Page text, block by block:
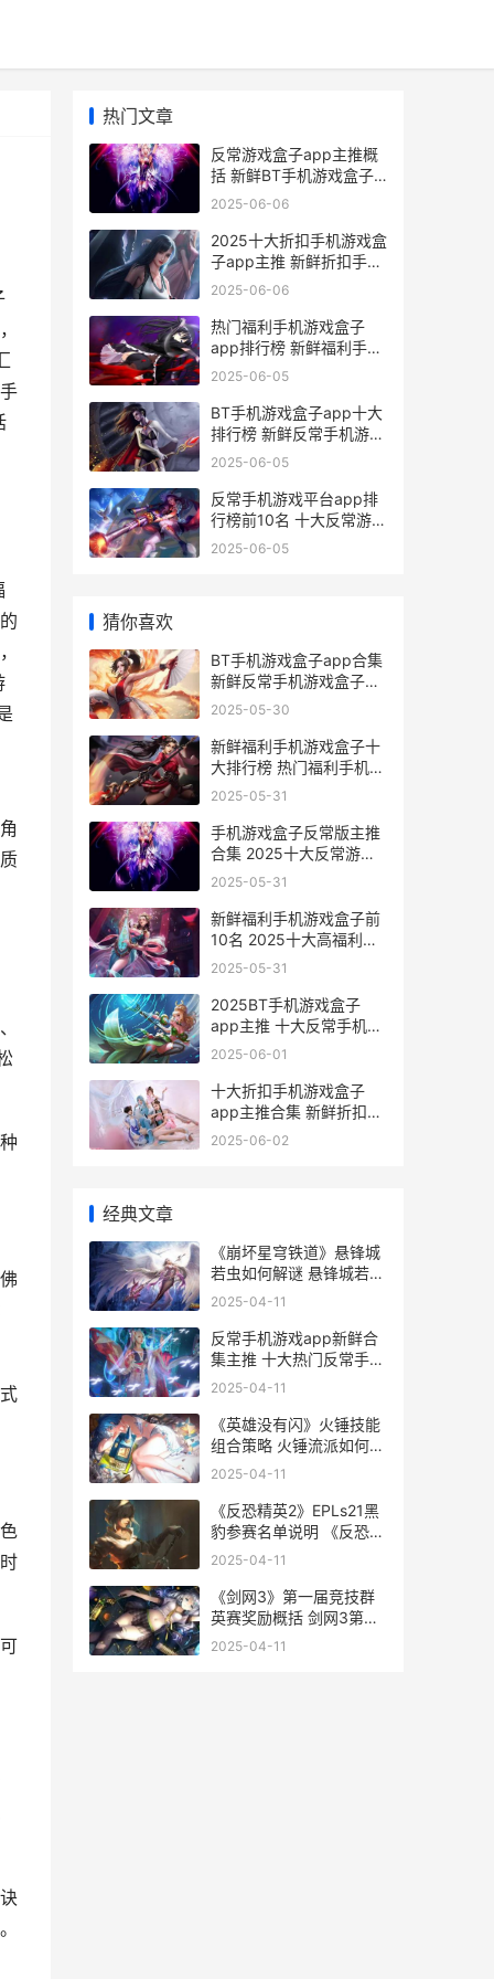
热门文章
反常游戏盒子app主推概
括 新鲜BT手机游戏盒子
app锦集 反正游戏
2025-06-06
2025十大折扣手机游戏盒
子app主推 新鲜折扣手机
游戏盒子app概括 最全的
2025-06-06
热门福利手机游戏盒子
app排行榜 新鲜福利手机
游戏盒子app平台锦集 福
2025-06-05
BT手机游戏盒子app十大
排行榜 新鲜反常手机游戏
盒子app主推概括 bt手机
2025-06-05
反常手机游戏平台app排
行榜前10名 十大反常游戏
盒子app合集 游戏fan手
2025-06-05
猜你喜欢
BT手机游戏盒子app合集
新鲜反常手机游戏盒子
app十大排行榜 bt 手 游
2025-05-30
新鲜福利手机游戏盒子十
大排行榜 热门福利手机游
戏盒子app主推 福利手游
2025-05-31
手机游戏盒子反常版主推
合集 2025十大反常游戏
软件app概括 反正玩游戏
2025-05-31
新鲜福利手机游戏盒子前
10名 2025十大高福利手
机游戏平台合集 新鲜福利
2025-05-31
2025BT手机游戏盒子
app主推 十大反常手机游
戏盒子app概括 bt手机游
2025-06-01
十大折扣手机游戏盒子
app主推合集 新鲜折扣手
机游戏盒子app主推 折扣
2025-06-02
经典文章
《崩坏星穹铁道》悬锋城
若虫如何解谜 悬锋城若虫
解谜策略 崩坏星穹铁道
2025-04-11
反常手机游戏app新鲜合
集主推 十大热门反常手机
游戏app排行榜 手机反派
2025-04-11
《英雄没有闪》火锤技能
组合策略 火锤流派如何玩
英雄没有闪最强流派
2025-04-11
《反恐精英2》EPLs21黑
豹参赛名单说明 《反恐精
英2》PGL上海主要观众
2025-04-11
《剑网3》第一届竞技群
英赛奖励概括 剑网3第一
届竞技群英赛
2025-04-11